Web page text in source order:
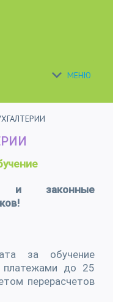
МЕНЮ
и законные
за обучение
платежами до 25
перерасчетов